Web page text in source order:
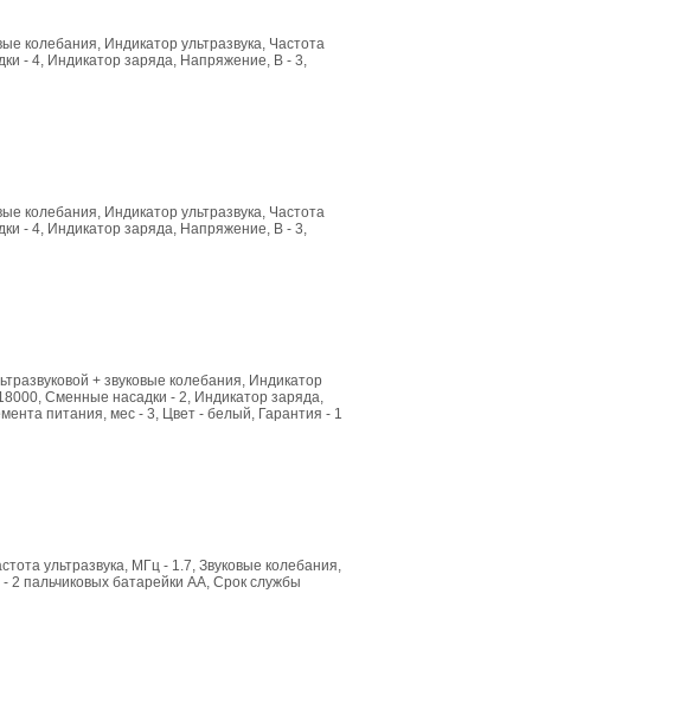
колебания, Индикатор ультразвука, Частота
- 4, Индикатор заряда, Напряжение, В - 3,
колебания, Индикатор ультразвука, Частота
- 4, Индикатор заряда, Напряжение, В - 3,
+ звуковые колебания, Индикатор
Сменные насадки - 2, Индикатор заряда,
питания, мес - 3, Цвет - белый, Гарантия - 1
ультразвука, МГц - 1.7, Звуковые колебания,
пальчиковых батарейки АА, Срок службы